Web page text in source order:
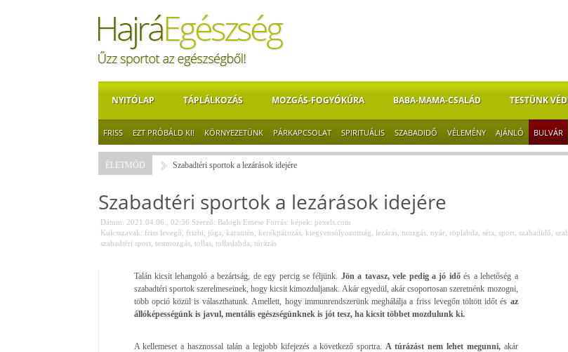
NYITÓLAP TÁPLÁLKOZÁS MOZGÁS-FOGYÓKÚRA BABA-MAMA-CSALÁD TESTÜNK
FRISS EZT PRÓBÁLD KI! KÖRNYEZETÜNK PÁRKAPCSOLAT SPIRITUÁLIS SZABADIDŐ VÉLEMÉNY AJÁNLÓ BULVÁR
ÉLETMÓD Szabadtéri sportok a lezárások idejére
Szabadtéri sportok a lezárások idejére
Dátum: 2021.04.06., 02:56 Szerző: Balogh Emese Forrás: képek: pexels.com
Kulcsszavak: friss levegő frizbi jóga karantén kerékpározás, kiegyensúlyozottság lezárás, mozgás, nyár, röplabda séta sport, szabadidő
szabadtéri sport, testmozgás, tollas, tollaslabda túrázás
Talán kicsit lehangoló a bezártság, de egy percig se féljünk. Jön a tavasz, vele pedig a jó időés a lehetőség a
szabadtéri sportok szerelmeseinek, hogy kicsit kimozduljanak. Akár egyedül, akár csoportosan szeretnénk mozogni,
több opció közül is választhatunk. Amellett, hogy immunrendszerünk meghálálja a friss levegőn töltött időt és az
állóképességünk is javul, mentális egészségünknek is jót tesz, ha kicsit többet mozdulunk ki.
A kellemeset a hasznossal talán a legjobb kifejezés a következő sportra. A túrázást nem lehet megunni,akár